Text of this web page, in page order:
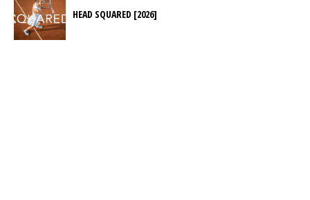
HEAD SQUARED [2026]